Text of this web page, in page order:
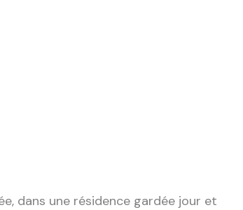
dans une résidence gardée jour et